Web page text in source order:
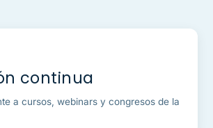
continua
a cursos, webinars y congresos de la